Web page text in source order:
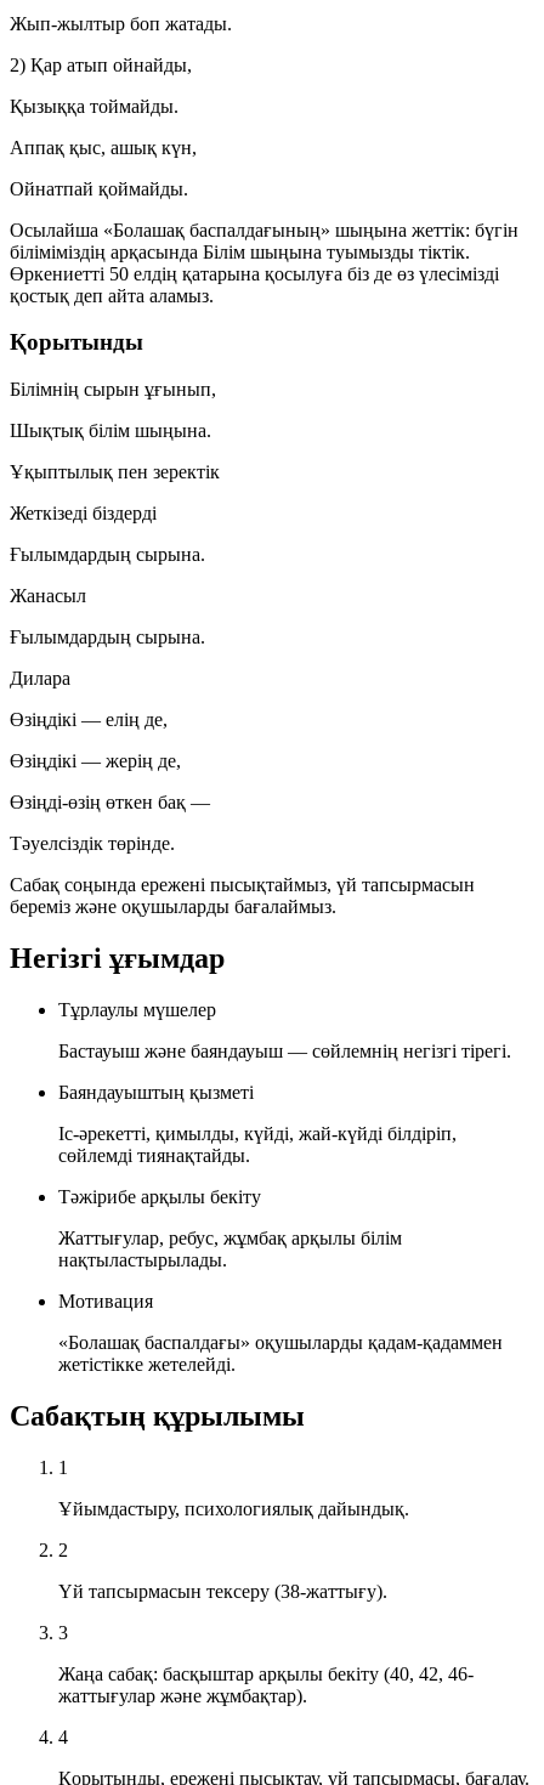
Жып-жылтыр боп жатады.
2) Қар атып ойнайды,
Қызыққа тоймайды.
Аппақ қыс, ашық күн,
Ойнатпай қоймайды.
Осылайша «Болашақ баспалдағының» шыңына жеттік: бүгін
біліміміздің арқасында Білім шыңына туымызды тіктік.
Өркениетті 50 елдің қатарына қосылуға біз де өз үлесімізді
қостық деп айта аламыз.
Қорытынды
Білімнің сырын ұғынып,
Шықтық білім шыңына.
Ұқыптылық пен зеректік
Жеткізеді біздерді
Ғылымдардың сырына.
Жанасыл
Ғылымдардың сырына.
Дилара
Өзіңдікі — елің де,
Өзіңдікі — жерің де,
Өзіңді-өзің өткен бақ —
Тәуелсіздік төрінде.
Сабақ соңында ережені пысықтаймыз, үй тапсырмасын
береміз және оқушыларды бағалаймыз.
Негізгі ұғымдар
Тұрлаулы мүшелер
Бастауыш және баяндауыш — сөйлемнің негізгі тірегі.
Баяндауыштың қызметі
Іс-әрекетті, қимылды, күйді, жай-күйді білдіріп,
сөйлемді тиянақтайды.
Тәжірибе арқылы бекіту
Жаттығулар, ребус, жұмбақ арқылы білім
нақтыластырылады.
Мотивация
«Болашақ баспалдағы» оқушыларды қадам-қадаммен
жетістікке жетелейді.
Сабақтың құрылымы
1
Ұйымдастыру, психологиялық дайындық.
2
Үй тапсырмасын тексеру (38-жаттығу).
3
Жаңа сабақ: басқыштар арқылы бекіту (40, 42, 46-
жаттығулар және жұмбақтар).
4
Қорытынды, ережені пысықтау, үй тапсырмасы, бағалау.